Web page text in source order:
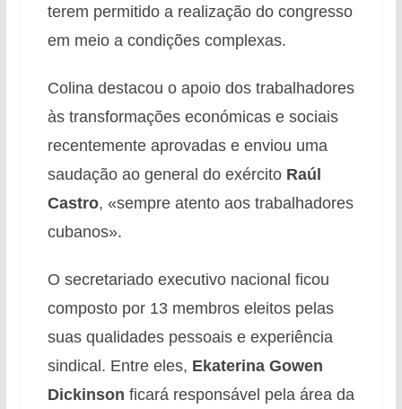
terem permitido a realização do congresso
em meio a condições complexas.
Colina destacou o apoio dos trabalhadores
às transformações económicas e sociais
recentemente aprovadas e enviou uma
saudação ao general do exército Raúl
Castro, «sempre atento aos trabalhadores
cubanos».
O secretariado executivo nacional ficou
composto por 13 membros eleitos pelas
suas qualidades pessoais e experiência
sindical. Entre eles, Ekaterina Gowen
Dickinson ficará responsável pela área da